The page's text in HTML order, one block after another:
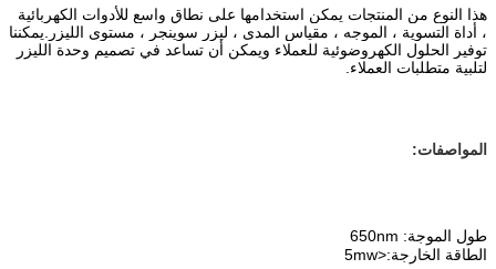
هذا النوع من المنتجات يمكن استخدامها على نطاق واسع للأدوات الكهربائية
، أداة التسوية ، الموجه ، مقياس المدى ، ليزر سوينجر ، مستوى الليزر.يمكننا
توفير الحلول الكهروضوئية للعملاء ويمكن أن تساعد في تصميم وحدة الليزر
لتلبية متطلبات العملاء.
المواصفات:
طول الموجة: 650nm
الطاقة الخارجة:<5m
w